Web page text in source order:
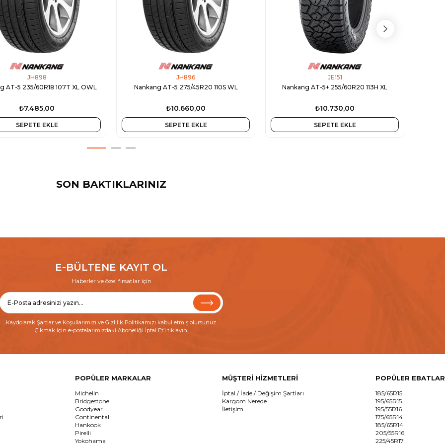
JH898
AT-5 235/60R18 107T XL OWL
₺7.485,00
SEPETE EKLE
JH896
Nankang AT-5 275/45R20 110S WL
₺10.660,00
SEPETE EKLE
JE151
Nankang AT-5+ 255/60R20 113H XL
₺10.730,00
SEPETE EKLE
SON BAKTIKLARINIZ
E-BÜLTENE KAYIT OL
Haberler ve özel fırsatlar için
Kaydolarak Şartlar ve Koşullarımızı ve Gizlilik Politikamızı kabul etmiş olursunuz.
Çıkmak için e-postalarımızdaki Aboneliği İptal Et’i tıklayın.
POPÜLER MARKALAR
Michelin
Bridgestone
Goodyear
Continental
Hankook
Pirelli
Yokohama
MÜŞTERİ HİZMETLERİ
İptal / İade / Değişim Şartları
Kargom Nerede
İletişim
POPÜLER EBATLAR
185/65R15
195/65R15
195/55R16
175/65R14
185/65R14
205/55R16
225/45R17